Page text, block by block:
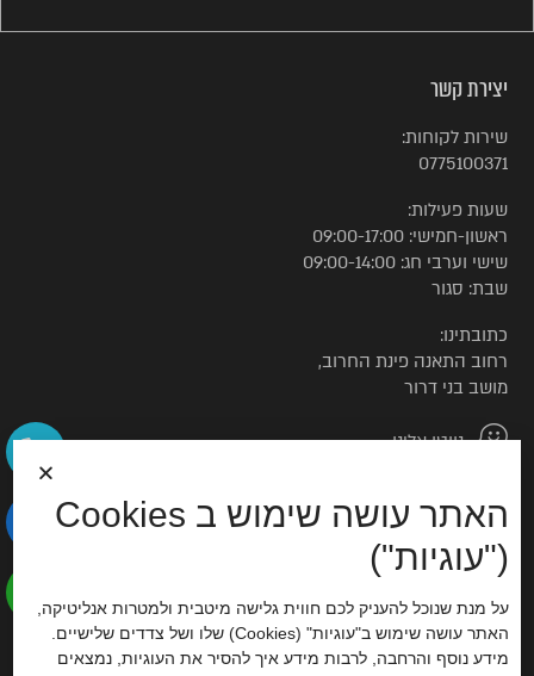
יצירת קשר
שירות לקוחות:
0775100371
שעות פעילות:
ראשון-חמישי: 09:00-17:00
שישי וערבי חג: 09:00-14:00
שבת: סגור
כתובתינו:
רחוב התאנה פינת החרוב,
מושב בני דרור
נווטו אלינו
© כל הזכויות שמורות לטורקיז האוס
סוכנות דיגיטל
האתר עושה שימוש ב Cookies
("עוגיות")
על מנת שנוכל להעניק לכם חווית גלישה מיטבית ולמטרות אנליטיקה,
האתר עושה שימוש ב"עוגיות" (Cookies) שלו ושל צדדים שלישיים.
מידע נוסף והרחבה, לרבות מידע איך להסיר את העוגיות, נמצאים